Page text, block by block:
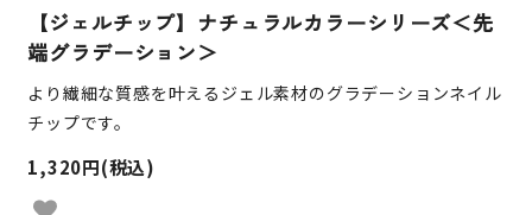
【ジェルチップ】ナチュラルカラーシリーズ＜先
端グラデーション＞
より繊細な質感を叶えるジェル素材のグラデーションネイル
チップです。
1,320円(税込)